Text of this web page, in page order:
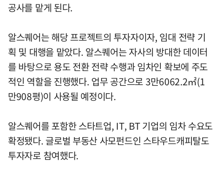
공사를 맡게 된다.
알스퀘어는 해당 프로젝트의 투자자이자, 임대 전략 기
획 및 대행을 맡았다. 알스퀘어는 자사의 방대한 데이터
를 바탕으로 용도 전환 전략 수행과 임차인 확보에 주도
적인 역할을 진행했다. 업무 공간으로 3만6062.2㎡(1
만908평)이 사용될 예정이다.
알스퀘어를 포함한 스타트업, IT, BT 기업의 임차 수요도
확정됐다. 글로벌 부동산 사모펀드인 스타우드캐피탈도
투자자로 참여했다.